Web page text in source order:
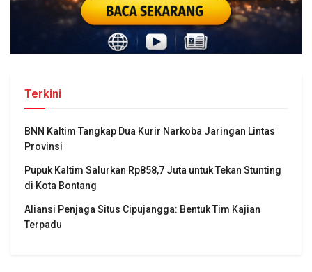
Terkini
BNN Kaltim Tangkap Dua Kurir Narkoba Jaringan Lintas
Provinsi
Pupuk Kaltim Salurkan Rp858,7 Juta untuk Tekan Stunting
di Kota Bontang
Aliansi Penjaga Situs Cipujangga: Bentuk Tim Kajian
Terpadu